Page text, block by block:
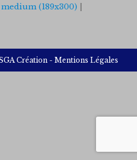
medium (189x300)
Création- Mentions Légales